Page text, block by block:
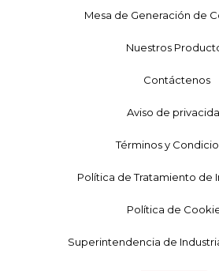
Mesa de Generación de
Nuestros
Contáctenos
Aviso de
Términos y
Política de Tratamiento de
Política de
Superintendencia de